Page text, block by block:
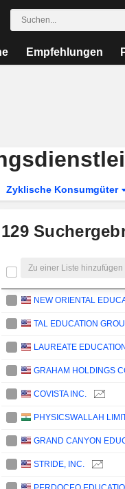
Empfehlungen
Zyklische Konsumgüter
129
Zu einer Liste hinzufügen
TAL EDUCATION
COVISTA INC.
PHYSICSWALLAH
STRIDE, INC.